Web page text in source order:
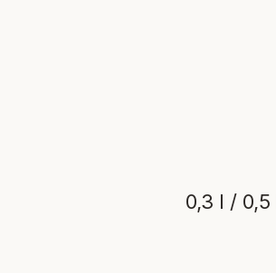
0,3 l / 0,5